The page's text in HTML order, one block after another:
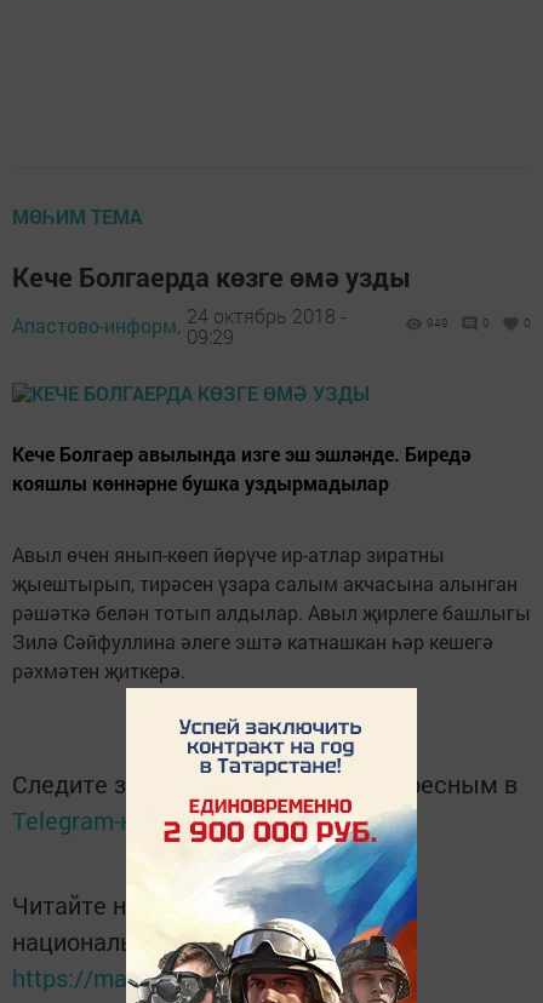
МӨҺИМ ТЕМА
Кече Болгаерда көзге өмә узды
Апастово-информ, 24 октябрь 2018 -
09:29
949 0 0
Кече Болгаер авылында изге эш эшләнде. Биредә
кояшлы көннәрне бушка уздырмадылар
Авыл өчен янып-көеп йөрүче ир-атлар зиратны
җыештырып, тирәсен үзара салым акчасына алынган
рәшәткә белән тотып алдылар. Авыл җирлеге башлыгы
Зилә Сәйфуллина әлеге эштә катнашкан һәр кешегә
рәхмәтен җиткерә.
Следите за самым важным и интересным в
Telegram-каналеТатмедиа
Читайте новости Татарстана в
национальном мессенджере MАХ:
https://max.ru/tatmedia